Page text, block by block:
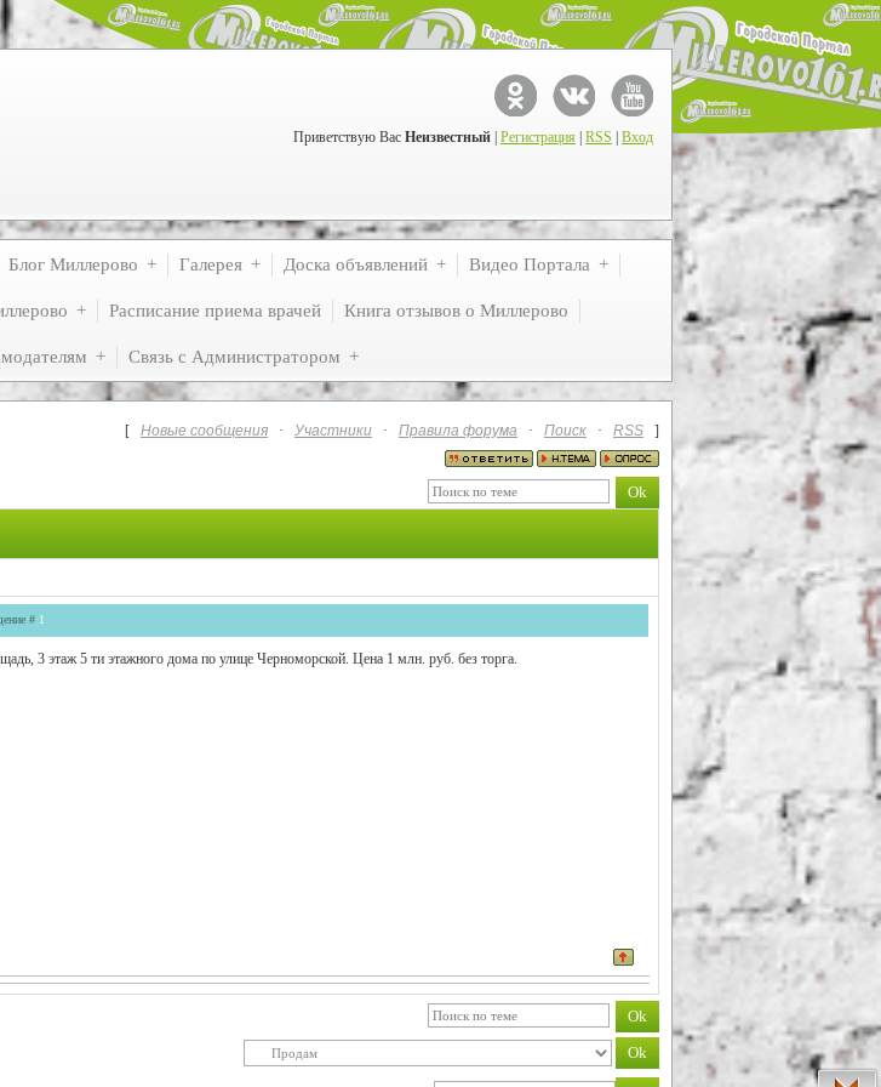
Приветствую Вас Неизвестный Регистрация RSS Вход
Блог Миллерово Галерея Доска объявлений Видео Портала
Расписание приема врачей Книга отзывов о Миллерово
Связь с Администратором
[ Новые сообщения · Участники · Правила форума · Поиск · RSS
]
# 1
3 этаж 5 ти этажного дома по улице Черноморской. Цена 1 млн. руб. без торга.